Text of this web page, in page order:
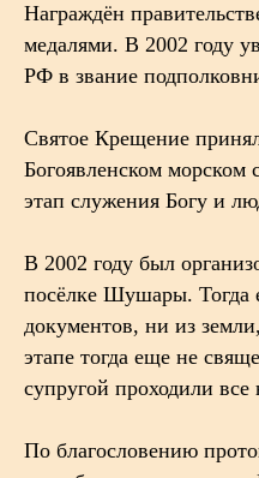
Награждён
медалями. В 2002 году
РФ в звание
Святое Крещение
Богоявленском морском
этап служения Богу и
В 2002 году был
посёлке Шушары. Тогда
документов, ни из
этапе тогда еще не
супругой проходили все
По благословению